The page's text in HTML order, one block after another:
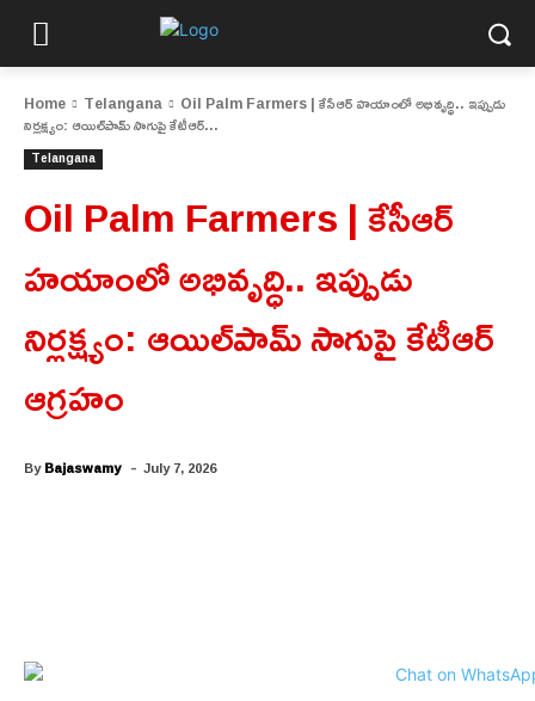
Home Telangana Oil Palm Farmers | కేసీఆర్ హయాంలో అభివృద్ధి.. ఇప్పుడు
నిర్లక్ష్యం: ఆయిల్‌పామ్ సాగుపై కేటీఆర్...
Telangana
Oil Palm Farmers | కేసీఆర్
హయాంలో అభివృద్ధి.. ఇప్పుడు
నిర్లక్ష్యం: ఆయిల్‌పామ్ సాగుపై కేటీఆర్
ఆగ్రహం
ByBajaswamy - July 7, 2026